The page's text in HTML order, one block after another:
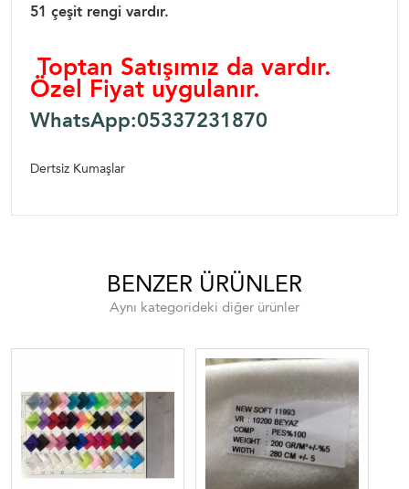
51 çeşit rengi vardır.
Toptan Satışımız da vardır.
Özel Fiyat uygulanır.
WhatsApp:05337231870
Dertsiz Kumaşlar
BENZER ÜRÜNLER
Aynı kategorideki diğer ürünler